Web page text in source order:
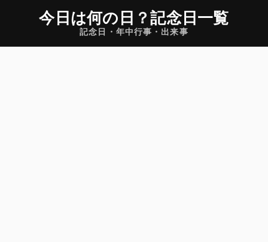
今日は何の日 ？記念日一覧
記念日・年中行事・出来事